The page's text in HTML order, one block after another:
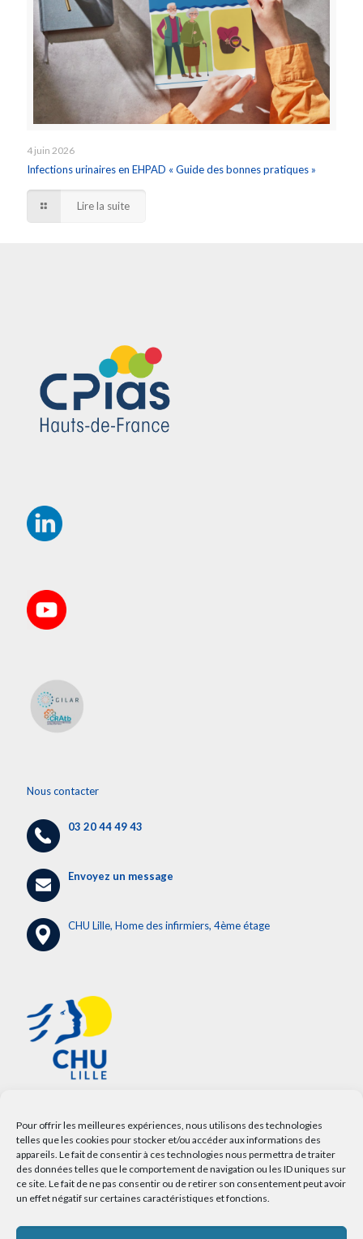
Pour offrir les meilleures expériences, nous utilisons des technologies
telles que les cookies pour stocker et/ou accéder aux informations des
appareils. Le fait de consentir à ces technologies nous permettra de traiter
des données telles que le comportement de navigation ou les ID uniques sur
ce site. Le fait de ne pas consentir ou de retirer son consentement peut avoir
un effet négatif sur certaines caractéristiques et fonctions.
4 juin 2026
Infections urinaires en EHPAD « Guide des bonnes pratiques »
Lire la suite
Nous contacter
03 20 44 49 43
Envoyez un message
CHU Lille, Home des infirmiers, 4ème étage